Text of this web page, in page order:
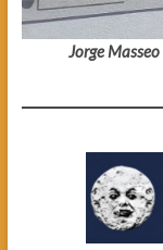
Jorge